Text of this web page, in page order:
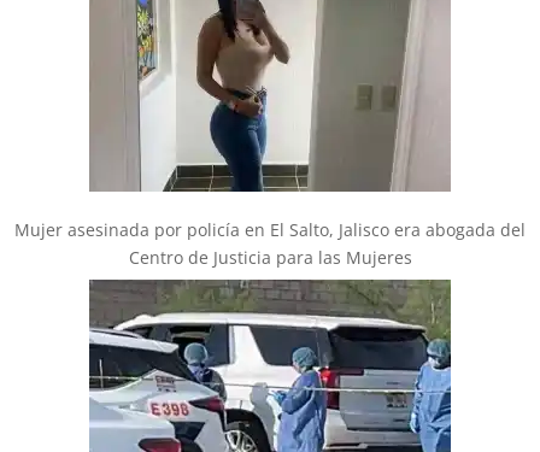
Mujer asesinada por policía en El Salto, Jalisco era abogada del
Centro de Justicia para las Mujeres